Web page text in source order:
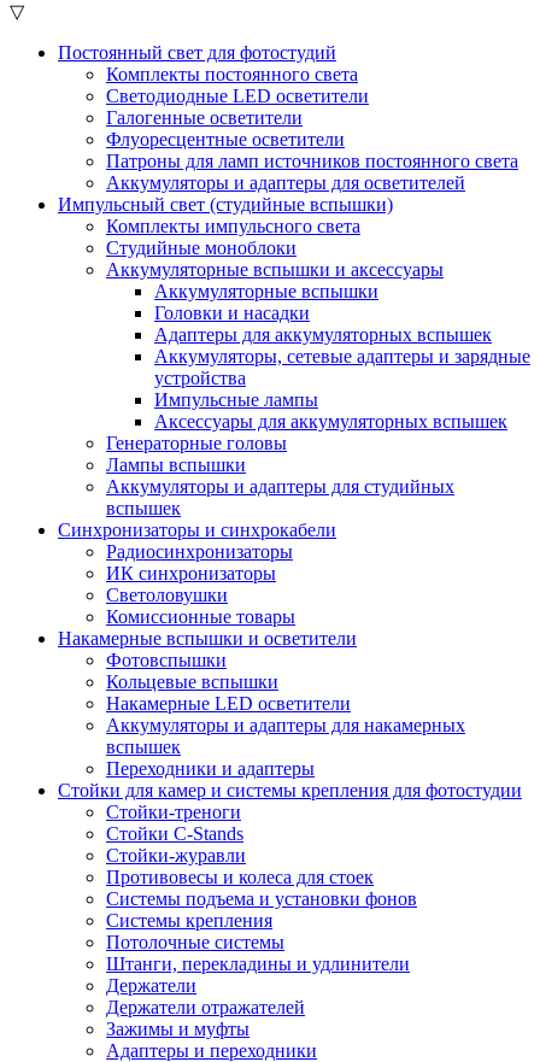
▽
Постоянный свет для фотостудий
Комплекты постоянного света
Светодиодные LED осветители
Галогенные осветители
Флуоресцентные осветители
Патроны для ламп источников постоянного света
Аккумуляторы и адаптеры для осветителей
Импульсный свет (студийные вспышки)
Комплекты импульсного света
Студийные моноблоки
Аккумуляторные вспышки и аксессуары
Аккумуляторные вспышки
Головки и насадки
Адаптеры для аккумуляторных вспышек
Аккумуляторы, сетевые адаптеры и зарядные
устройства
Импульсные лампы
Аксессуары для аккумуляторных вспышек
Генераторные головы
Лампы вспышки
Аккумуляторы и адаптеры для студийных
вспышек
Синхронизаторы и синхрокабели
Радиосинхронизаторы
ИК синхронизаторы
Светоловушки
Комиссионные товары
Накамерные вспышки и осветители
Фотовспышки
Кольцевые вспышки
Накамерные LED осветители
Аккумуляторы и адаптеры для накамерных
вспышек
Переходники и адаптеры
Стойки для камер и системы крепления для фотостудии
Стойки-треноги
Стойки C-Stands
Стойки-журавли
Противовесы и колеса для стоек
Системы подъема и установки фонов
Системы крепления
Потолочные системы
Штанги, перекладины и удлинители
Держатели
Держатели отражателей
Зажимы и муфты
Адаптеры и переходники